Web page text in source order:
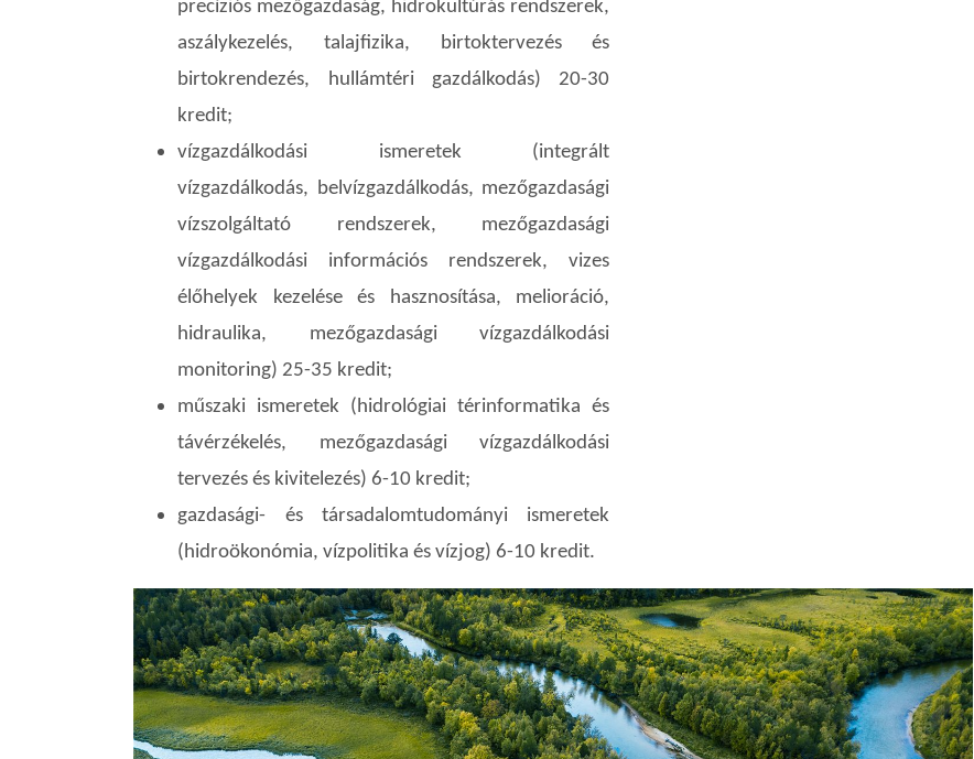
precíziós mezőgazdaság, hidrokultúrás rendszerek,
aszálykezelés, talajfizika, birtoktervezés és
birtokrendezés, hullámtéri gazdálkodás) 20-30
kredit;
vízgazdálkodási ismeretek (integrált
vízgazdálkodás, belvízgazdálkodás, mezőgazdasági
vízszolgáltató rendszerek, mezőgazdasági
vízgazdálkodási információs rendszerek, vizes
élőhelyek kezelése és hasznosítása, melioráció,
hidraulika, mezőgazdasági vízgazdálkodási
monitoring) 25-35 kredit;
műszaki ismeretek (hidrológiai térinformatika és
távérzékelés, mezőgazdasági vízgazdálkodási
tervezés és kivitelezés) 6-10 kredit;
gazdasági- és társadalomtudományi ismeretek
(hidroökonómia, vízpolitika és vízjog) 6-10 kredit.